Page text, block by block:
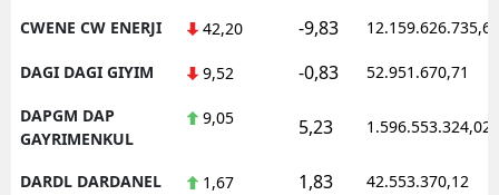
CWENE CW ENERJI 42,20 -9,83 12.159.626.735,62
DAGI DAGI GIYIM 9,52 -0,83 52.951.670,71
DAPGM DAP
GAYRIMENKUL
9,05 5,23 1.596.553.324,02
DARDL DARDANEL 1,67 1,83 42.553.370,12